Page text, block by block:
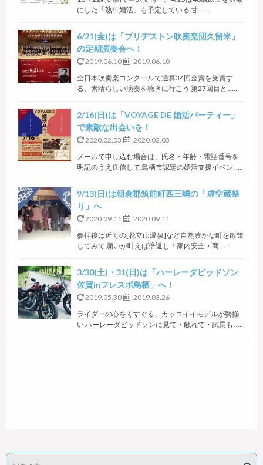
にした「熟年婚活」も予定している 甘 ……
6/21(金)は「ブリヂストン吹奏楽団久留米」
の定期演奏会へ！
2019.06.10
2019.06.10
全日本吹奏楽コンクールで通算34回金賞を受賞す
る、素晴らしい演奏を聴きに行こう 第27回目と ……
2/16(日)は「VOYAGE DE 婚活パーティー」
で素敵な出会いを！
2020.02.03
2020.02.03
メールで申し込む場合は、氏名・年齢・電話番号を
明記のうえ送信して 鳥栖市認定の婚活支援イベン ……
9/13(日)は朝倉郡筑前町四三嶋の「虚空蔵祭
り」へ
2020.09.11
2020.09.11
参拝後は近くの[花立山温泉]など自然豊かな町を散策
してみて 願いが叶えば倍返し！家内安全・商 ……
3/30(土)・31(日)は「ハーレーダビッドソン
佐賀inフレスポ鳥栖」へ！
2019.05.30
2019.03.26
ライダーの心をくすぐる、カッコイイモデルが勢揃
い ハーレーダビッドソンに見て・触れて・試乗も ……